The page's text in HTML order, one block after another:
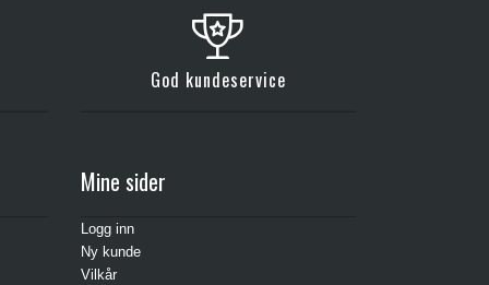
God kundeservice
Mine sider
Logg inn
Ny kunde
Vilkår